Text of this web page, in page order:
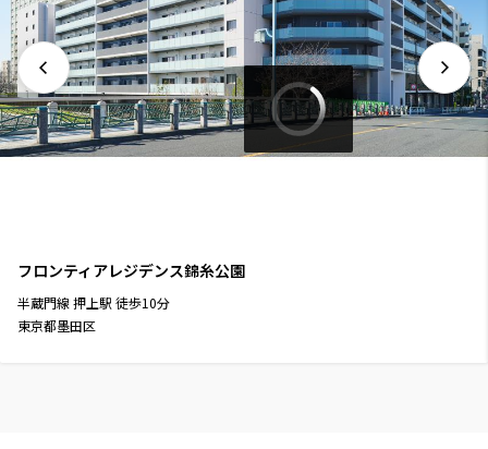
フロンティアレジデンス錦糸公園
半蔵門線 押上駅 徒歩10分
東京都墨田区